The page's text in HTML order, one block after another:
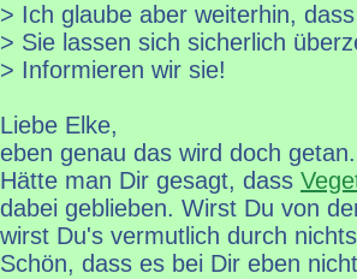
> Ich glaube aber weiterhin,
> Sie lassen sich sicherlich
> Informieren wir sie!
Liebe Elke,
eben genau das wird doch
Hätte man Dir gesagt, dass
dabei geblieben. Wirst Du von
wirst Du's vermutlich durch
Schön, dass es bei Dir eben